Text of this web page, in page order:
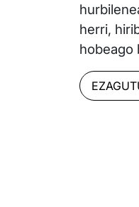
herri,
hobeago